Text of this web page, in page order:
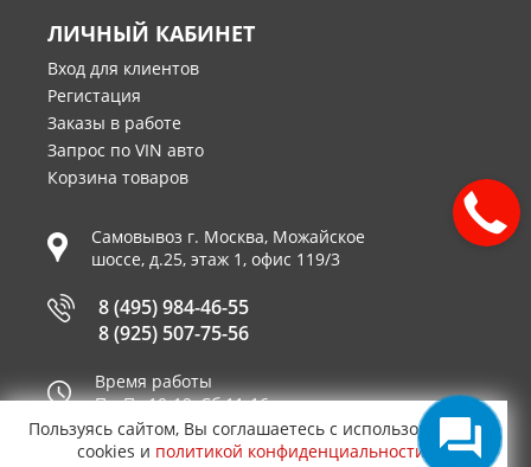
ЛИЧНЫЙ КАБИНЕТ
Вход для клиентов
Регистация
Заказы в работе
Запрос по VIN авто
Корзина товаров
Самовывоз г. Москва, Можайское
шоссе, д.25, этаж 1, офис 119/3
8 (495) 984-46-55
8 (925) 507-75-56
Время работы
Пн-Пт 10-19, Сб 11-16
Принимаем к оплате
Пользуясь сайтом, Вы соглашаетесь с использованием
cookies и политикой конфиденциальности